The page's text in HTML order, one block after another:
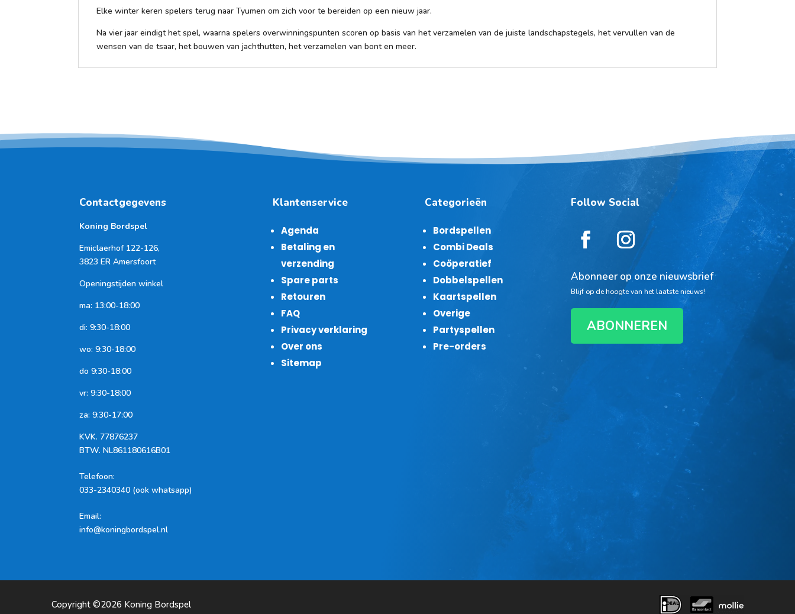
Elke winter keren spelers terug naar Tyumen om zich voor te bereiden op een nieuw jaar.
Na vier jaar eindigt het spel, waarna spelers overwinningspunten scoren op basis van het verzamelen van de juiste landschapstegels, het vervullen van de
wensen van de tsaar, het bouwen van jachthutten, het verzamelen van bont en meer.
Contactgegevens
Koning Bordspel
Emiclaerhof 122-126,
3823 ER Amersfoort
Openingstijden winkel
ma: 13:00-18:00
di: 9:30-18:00
wo: 9:30-18:00
do 9:30-18:00
vr: 9:30-18:00
za: 9:30-17:00
KVK. 77876237
BTW. NL861180616B01
Telefoon:
033-2340340 (ook whatsapp)
Email:
info@koningbordspel.nl
Klantenservice
Agenda
Betaling en
verzending
Spare parts
Retouren
FAQ
Privacy verklaring
Over ons
Sitemap
Categorieën
Bordspellen
Combi Deals
Coöperatief
Dobbelspellen
Kaartspellen
Overige
Partyspellen
Pre-orders
Follow Social
Abonneer op onze nieuwsbrief
Blijf op de hoogte van het laatste nieuws!
ABONNEREN
Copyright ©2026 Koning Bordspel